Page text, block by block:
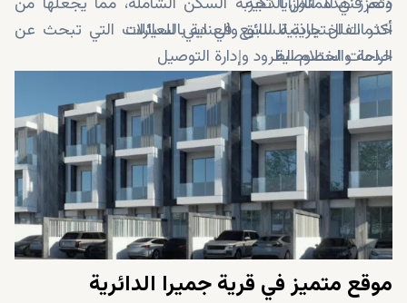
خدمات اختيارية للسائق والعناية بالسيارات
خدمات استلام الطرود وإدارة التوصيل
إمكانية الوصول إلى الحدائق القريبة ومسارات الجري
والمساحات العامة
أكثر الفلل جاذبية للبيع في دبي للعائلات التي تبحث عن
الراحة والخصوصية.
موقع متميز في قرية جميرا الدائرية